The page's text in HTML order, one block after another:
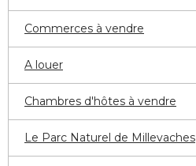
Commerces à vendre
A louer
Chambres d'hôtes à vendre
Le Parc Naturel de Millevaches